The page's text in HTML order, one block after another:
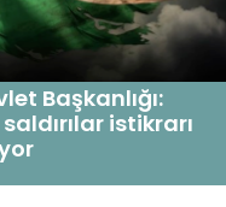
Başkanlığı:
istikrarı